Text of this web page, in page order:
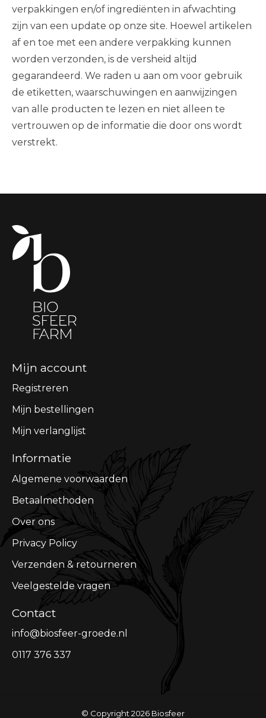
verpakkingen en/of ingrediënten in afwachting
zijn van een update op onze site. Hoewel artikelen
af ​​en toe met een andere verpakking kunnen
worden verzonden, is de versheid altijd
gegarandeerd. We raden u aan om voor gebruik
de etiketten, waarschuwingen en aanwijzingen
van alle producten te lezen en niet alleen te
vertrouwen op de informatie die door ons wordt
verstrekt.
Mijn account
Registreren
Mijn bestellingen
Mijn verlanglijst
Informatie
Algemene voorwaarden
Betaalmethoden
Over ons
Privacy Policy
Verzenden & retourneren
Veelgestelde vragen
Contact
info@biosfeer-groede.nl
0117 376 337
© Copyright 2026 Biosfeer